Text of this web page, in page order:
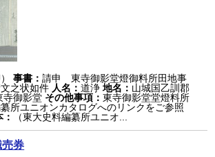
事書：請申 東寺御影堂燈御料所田地事
之状如件 人名：道浄 地名： 山城国乙訓郡
寺御影堂 その他事項：東寺御影堂堂燈料所
纂所ユニオンカタログへのリンクをご参照
（東大史料編纂所ユニオ...
売券